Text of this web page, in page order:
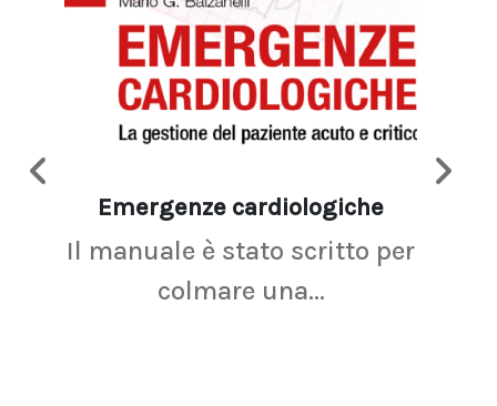
Emergenze cardiologiche
Il manuale è stato scritto per
colmare una...